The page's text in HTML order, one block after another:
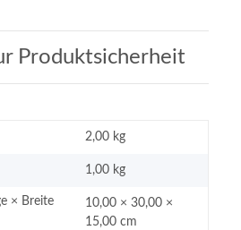
Produktsicherheit
2,00 kg
1,00 kg
× Breite
10,00 × 30,00 ×
15,00 cm